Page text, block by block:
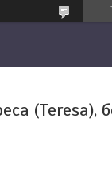
(Teresa),